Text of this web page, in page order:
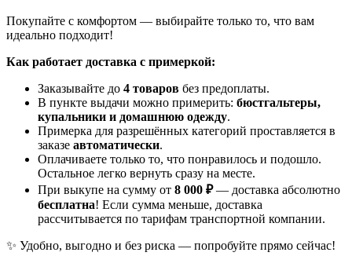
Покупайте с комфортом — выбирайте только то, что вам
идеально подходит!
Как работает доставка с примеркой:
Заказывайте до 4 товаров без предоплаты.
В пункте выдачи можно примерить: бюстгальтеры,
купальники и домашнюю одежду.
Примерка для разрешённых категорий проставляется в
заказе автоматически.
Оплачиваете только то, что понравилось и подошло.
Остальное легко вернуть сразу на месте.
При выкупе на сумму от 8 000 ₽— доставка абсолютно
бесплатна! Если сумма меньше, доставка
рассчитывается по тарифам транспортной компании.
✨ Удобно, выгодно и без риска — попробуйте прямо сейчас!